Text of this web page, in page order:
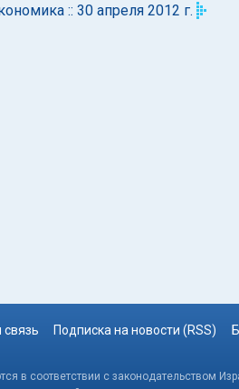
:: 30 апреля 2012 г.
Подписка на новости (RSS)
в соответствии с законодательством